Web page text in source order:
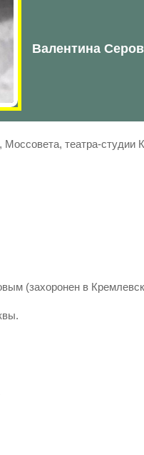
Валентина
театра-
(захоронен в